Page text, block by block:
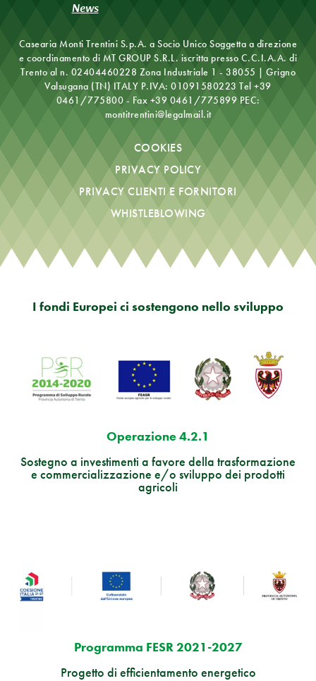
News
Casearia Monti Trentini S.p.A. a Socio Unico Soggetta a direzione
e coordinamento di MT GROUP S.R.L. iscritta presso C.C.I.A.A. di
Trento al n. 02404460228 Zona Industriale 1 - 38055 | Grigno
Valsugana (TN) ITALY P.IVA: 01091580223 Tel +39
0461/775800 - Fax +39 0461/775899 PEC:
montitrentini@legalmail.it
COOKIES
PRIVACY POLICY
PRIVACY CLIENTI E FORNITORI
WHISTLEBLOWING
I fondi Europei ci sostengono nello sviluppo
Operazione 4.2.1
Sostegno a investimenti a favore della trasformazione
e commercializzazione e/o sviluppo dei prodotti
agricoli
Programma FESR 2021-2027
Progetto di efficientamento energetico